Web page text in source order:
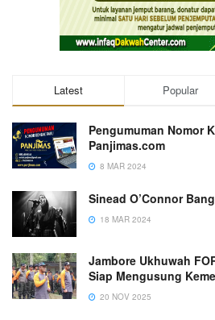
Latest Popular
Pengumuman Nomor
Panjimas.com
8 MAR 2024
Sinead O’Connor
18 MAR 2024
Jambore Ukhuwah
Siap Mengusung
20 NOV 2025